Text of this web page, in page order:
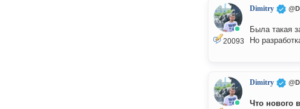
20093
Dimitry
Была такая
Но
Dimitry
Что нового